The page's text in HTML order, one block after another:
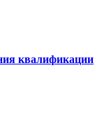
квалификации